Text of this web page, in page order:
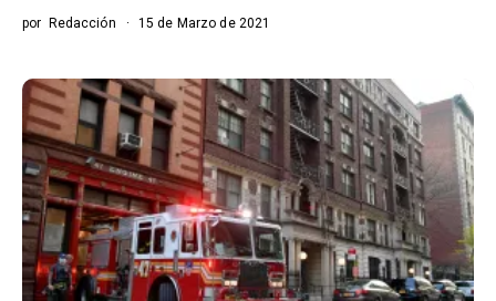
por Redacción 15 de Marzo de 2021